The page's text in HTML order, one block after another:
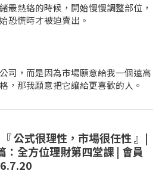
最熱絡的時候，開始慢慢調整部位，
恐慌時才被迫賣出。
司，而是因為市場願意給我一個遠高
，那我願意把它讓給更喜歡的人。
公式很理性，市場很任性 』|
：全方位理財第四堂課 | 會員